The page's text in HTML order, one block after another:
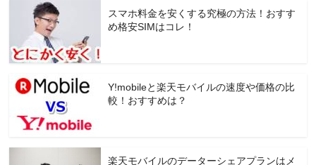
スマホ料金を安くする究極の方法！おすす
め格安SIMはコレ！
Y!mobileと楽天モバイルの速度や価格の比
較！おすすめは？
楽天モバイルのデーターシェアプランはメ